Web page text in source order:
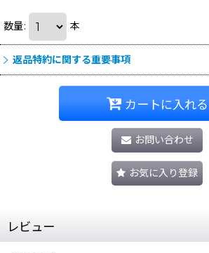
数量: 本
返品特約に関する重要事項
カートに入れる
お問い合わせ
お気に入り登録
レビュー